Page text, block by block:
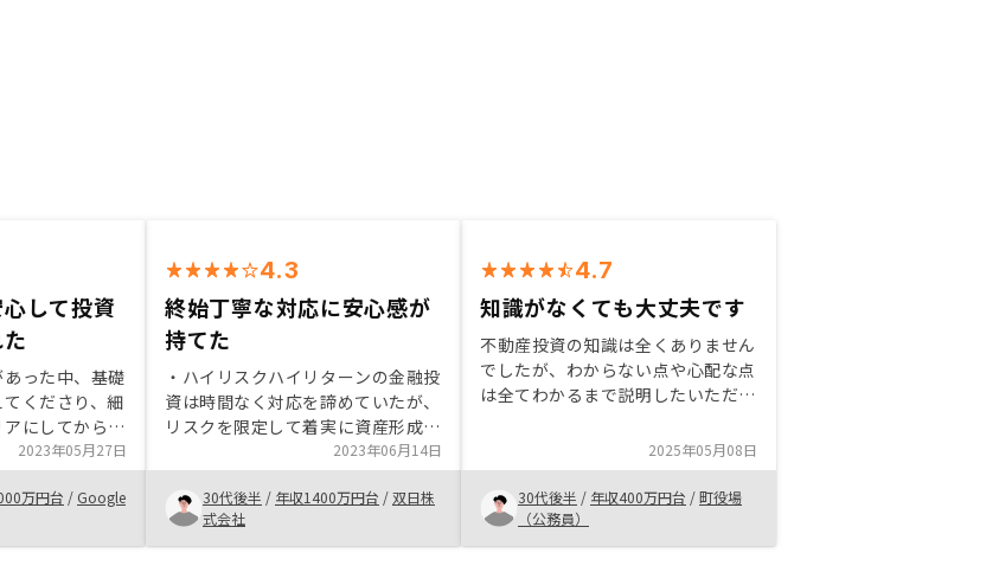
して投資
った中、基礎
くださり、細
にしてから進
金対策として不
が、どのよう
高いのかなども
心して取引を
た。
2023年05月27日
万円台 / Google
4.3
終始丁寧な対応に安心感が
持てた
・ハイリスクハイリターンの金融投
資は時間なく対応を諦めていたが、
リスクを限定して着実に資産形成で
きる不動産投資に魅力を感じた。
・営業担当の方に信頼感があり、説
明も分かりやすかった。 ・物件に
ついても、判断基準で分けて提案頂
き、検討し易かった。
2023年06月14日
30代後半 / 年収1400万円台 /双日株
式会社
4.7
知識がなくても大丈夫です
不動産投資の知識は全くありません
でしたが、わからない点や心配な点
は全てわかるまで説明したいただく
ることができました。リスク等も隠
さず、しっかり説明したいただけた
のが良かったと思います。
2025年05月08日
30代後半 / 年収400万円台 /町役場
（公務員）